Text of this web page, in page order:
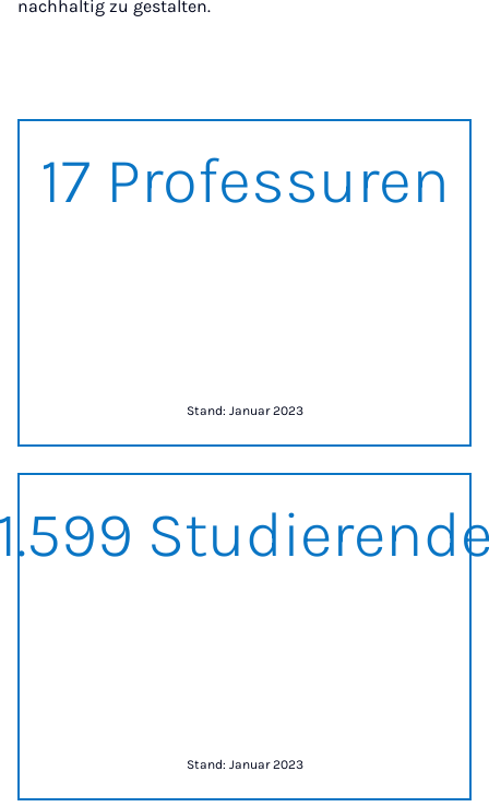
nachhaltig zu gestalten.
17 Professuren
Stand: Januar 2023
1.600 Studierende
1600 Studierende
Stand: Januar 2023